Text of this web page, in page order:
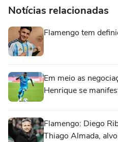
Notícias relacionadas
Flamengo tem
Em meio as
Henrique se
Flamengo: Diego
Thiago Almada,